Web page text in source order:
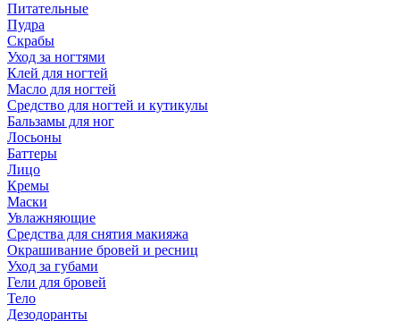
Питательные
Пудра
Скрабы
Уход за ногтями
Клей для ногтей
Масло для ногтей
Средство для ногтей и кутикулы
Бальзамы для ног
Лосьоны
Баттеры
Лицо
Кремы
Маски
Увлажняющие
Средства для снятия макияжа
Окрашивание бровей и ресниц
Уход за губами
Гели для бровей
Тело
Дезодоранты